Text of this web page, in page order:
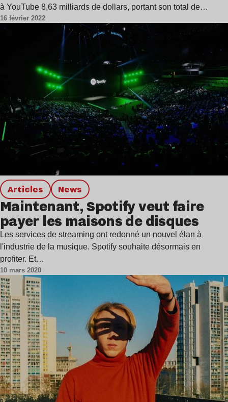
à YouTube 8,63 milliards de dollars, portant son total de…
16 février 2022
Articles news
Maintenant, Spotify veut faire
payer les maisons de disques
Les services de streaming ont redonné un nouvel élan à
l'industrie de la musique. Spotify souhaite désormais en
profiter. Et…
10 mars 2020